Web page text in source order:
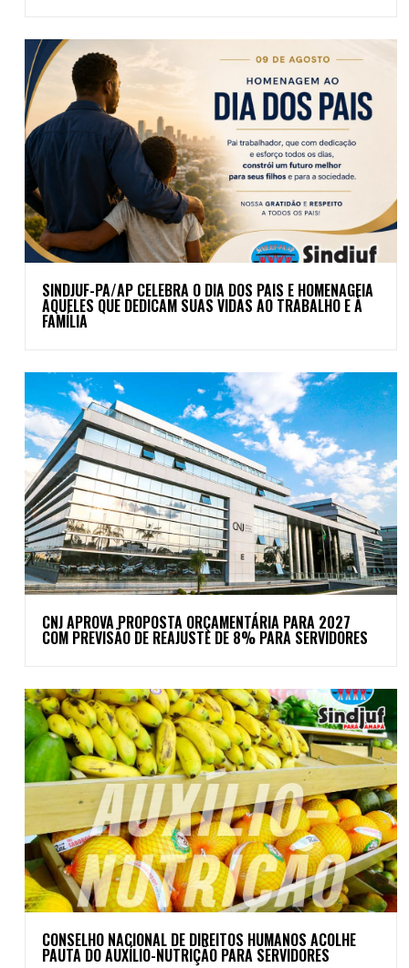
SINDJUF-PA/AP CELEBRA O DIA DOS PAIS E HOMENAGEIA
AQUELES QUE DEDICAM SUAS VIDAS AO TRABALHO E À
FAMÍLIA
CNJ APROVA PROPOSTA ORÇAMENTÁRIA PARA 2027
COM PREVISÃO DE REAJUSTE DE 8% PARA SERVIDORES
CONSELHO NACIONAL DE DIREITOS HUMANOS ACOLHE
PAUTA DO AUXÍLIO-NUTRIÇÃO PARA SERVIDORES